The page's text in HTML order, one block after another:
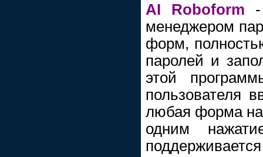
AI Roboform -
менеджером
форм,
паролей и
этой
пользователя
любая форма на
одним